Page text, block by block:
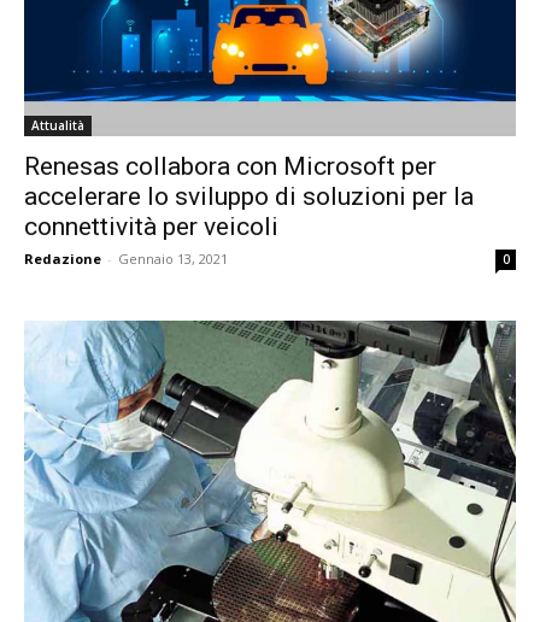
Attualità
Renesas collabora con Microsoft per
accelerare lo sviluppo di soluzioni per la
connettività per veicoli
Redazione - Gennaio 13, 2021 0